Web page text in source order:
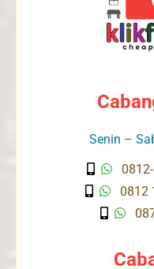
Senin –
0812